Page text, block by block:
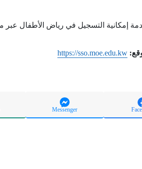
إمكانية التسجيل في رياض الأطفال عبر
https://sso.moe.edu.kw
Messenger